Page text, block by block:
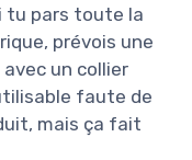
tu pars toute la
prévois une
un collier
faute de
mais ça fait